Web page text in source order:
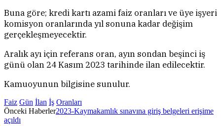
Buna göre; kredi kartı azami faiz oranları ve üye işyeri
komisyon oranlarında yıl sonuna kadar değişim
gerçekleşmeyecektir.
Aralık ayı için referans oran, ayın sondan beşinci iş
günü olan 24 Kasım 2023 tarihinde ilan edilecektir.
Kamuoyunun bilgisine sunulur.
Faiz Gün İlan İş Oranları
Önceki Haberler2023-Kaymakamlık sınavına giriş belgeleri erişime
açıldı